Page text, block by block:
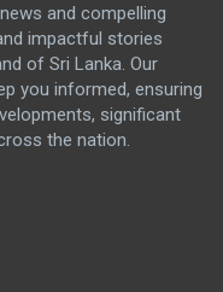
and compelling
impactful stories
of Sri Lanka. Our
you informed, ensuring
significant
the nation.